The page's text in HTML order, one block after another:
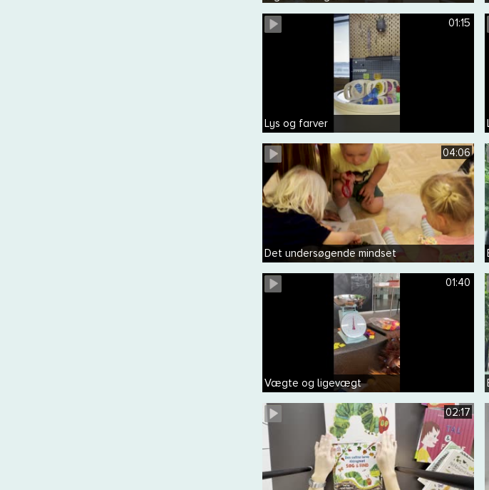
01:15
Lys og farver
04:06
Det undersøgende mindset
01:40
Vægte og ligevægt
02:17